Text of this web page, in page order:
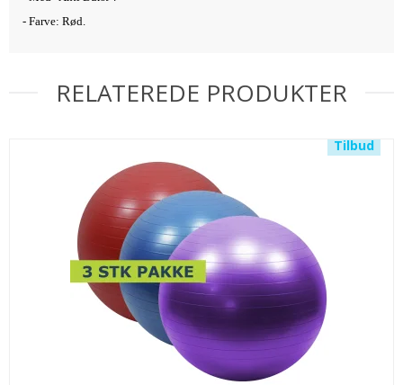
- Farve: Rød.
RELATEREDE PRODUKTER
Tilbud